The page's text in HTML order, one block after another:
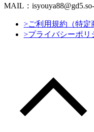
MAIL：
>ご利用規約（特定
>プライバシーポリ